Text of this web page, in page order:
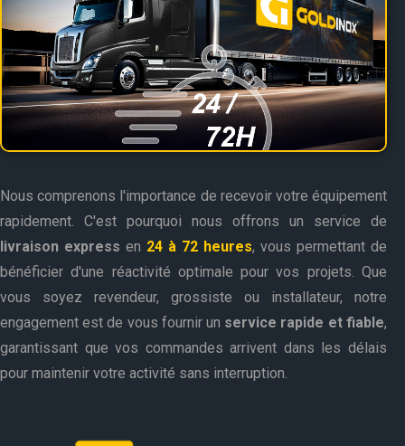
Nous comprenons l'importance de recevoir votre équipement
rapidement. C'est pourquoi nous offrons un service de
livraison express en 24 à 72 heures, vous permettant de
bénéficier d'une réactivité optimale pour vos projets. Que
vous soyez revendeur, grossiste ou installateur, notre
engagement est de vous fournir un service rapide et fiable,
garantissant que vos commandes arrivent dans les délais
pour maintenir votre activité sans interruption.